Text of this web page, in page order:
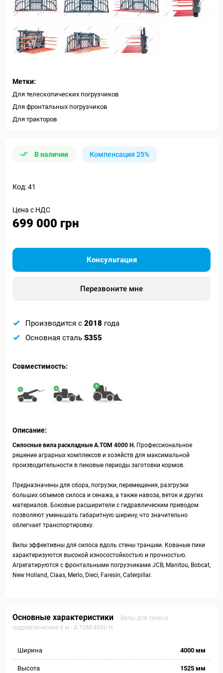
Метки:
Для телескопических погрузчиков
Для фронтальных погрузчиков
Для тракторов
В наличии Компенсация 25%
Код: 41
Цена с НДС
699 000 грн
Консультация
Перезвоните мне
Производится с 2018 года
Основная сталь S355
Совместимость:
Описание:
Силосные вила раскладные А.ТОМ 4000 H. Профессиональное
решение аграрных комплексов и хозяйств для максимальной
производительности в пиковые периоды заготовки кормов.
Предназначены для сбора, погрузки, перемещения, разгрузки
больших объемов силоса и сенажа, а также навоза, веток и других
материалов. Боковые расширители с гидравлическим приводом
позволяют уменьшать габаритную ширину, что значительно
облегчает транспортировку.
Вилы эффективны для силоса вдоль стены траншеи. Кованые пики
характеризуются высокой износостойкостью и прочностью.
Агрегатируются с фронтальными погрузчиками JCB, Manitou, Bobсat,
New Holland, Claas, Merlo, Dieci, Faresin, Caterpillar.
Основные характеристики
Вилы для силоса
гидравлические 4 м - А.ТОМ 4000 H
Ширина 4000 мм
Высота 1525 мм